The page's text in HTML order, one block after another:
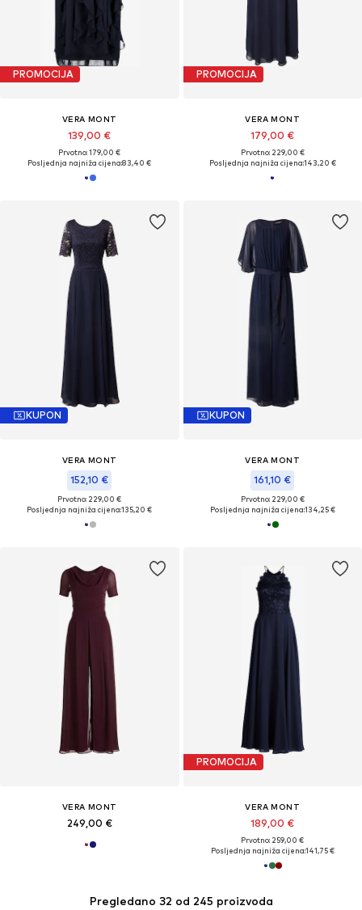
PROMOCIJA
VERA MONT
139,00 €
Prvotno: 179,00 €
Posljednja najniža cijena:83,40 €
PROMOCIJA
VERA MONT
179,00 €
Prvotno: 229,00 €
Posljednja najniža cijena:143,20 €
Pregledano 32 od 245 proizvoda
KUPON
VERA MONT
152,10 €
Prvotno: 229,00 €
Posljednja najniža cijena:135,20 €
KUPON
VERA MONT
161,10 €
Prvotno: 229,00 €
Posljednja najniža cijena:134,25 €
VERA MONT
249,00 €
PROMOCIJA
VERA MONT
189,00 €
Prvotno: 259,00 €
Posljednja najniža cijena:141,75 €